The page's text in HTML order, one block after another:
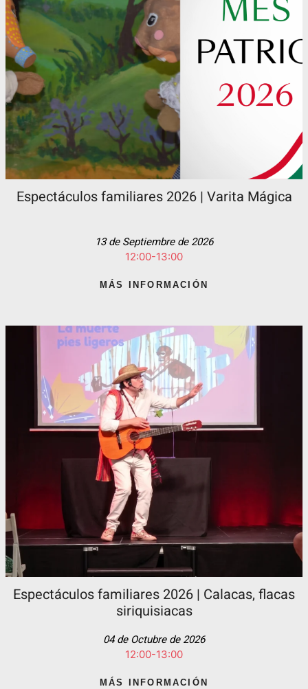
Espectáculos familiares 2026 | Varita Mágica
13 de Septiembre de 2026
12:00-13:00
MÁS INFORMACIÓN
Espectáculos familiares 2026 | Calacas, flacas
siriquisiacas
04 de Octubre de 2026
12:00-13:00
MÁS INFORMACIÓN